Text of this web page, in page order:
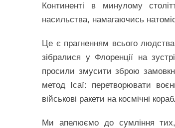
Континенті в минулому
насильства, намагаючись
Це є прагненням всього
зібралися у Флоренції на
просили змусити зброю
метод Ісаї: перетворювати
військові ракети на космічні
Ми апелюємо до сумління тих,